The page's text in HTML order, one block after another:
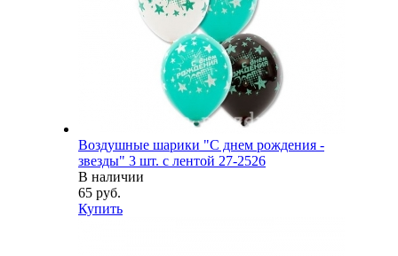
Воздушные шарики "С днем рождения -
звезды" 3 шт. с лентой 27-2526
В наличии
65 руб.
Купить